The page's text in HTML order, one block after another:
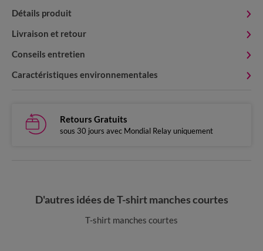
Détails produit
Livraison et retour
Conseils entretien
Caractéristiques environnementales
Retours Gratuits
sous 30 jours avec Mondial Relay uniquement
D'autres idées de T-shirt manches courtes
T-shirt manches courtes